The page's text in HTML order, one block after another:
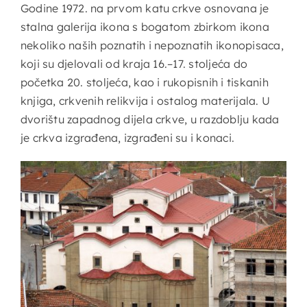
Godine 1972. na prvom katu crkve osnovana je
stalna galerija ikona s bogatom zbirkom ikona
nekoliko naših poznatih i nepoznatih ikonopisaca,
koji su djelovali od kraja 16.–17. stoljeća do
početka 20. stoljeća, kao i rukopisnih i tiskanih
knjiga, crkvenih relikvija i ostalog materijala. U
dvorištu zapadnog dijela crkve, u razdoblju kada
je crkva izgrađena, izgrađeni su i konaci.